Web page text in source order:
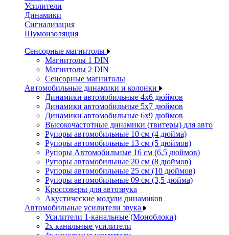
Усилители
Динамики
Сигнализация
Шумоизоляция
Сенсорные магнитолы
Магнитолы 1 DIN
Магнитолы 2 DIN
Сенсорные магнитолы
Автомобильные динамики и колонки
Динамики автомобильные 4x6 дюймов
Динамики автомобильные 5x7 дюймов
Динамики автомобильные 6x9 дюймов
Высокочастотные динамики (твитеры) для авто
Рупоры автомобильные 10 см (4 дюйма)
Рупоры автомобильные 13 см (5 дюймов)
Рупоры Автомобильные 16 см (6,5 дюймов)
Рупоры автомобильные 20 см (8 дюймов)
Рупоры автомобильные 25 см (10 дюймов)
Рупоры автомобильные 09 см (3,5 дюйма)
Кроссоверы для автозвука
Акустические модули динамиков
Автомобильные усилители звука
Усилители 1-канальные (Моноблоки)
2х канальные усилители